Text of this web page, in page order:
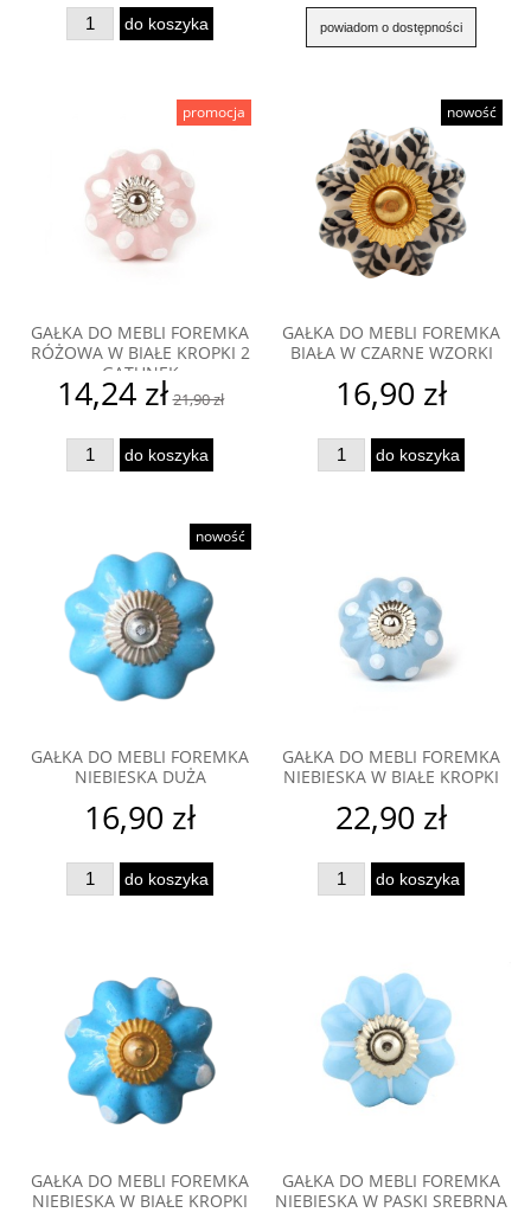
do koszyka powiadom o dostępności
GAŁKA DO MEBLI FOREMKA
RÓŻOWA W BIAŁE KROPKI 2
GATUNEK
14,24 zł 21,90 zł
do koszyka
promocja
GAŁKA DO MEBLI FOREMKA
BIAŁA W CZARNE WZORKI
16,90 zł
do koszyka
nowość
GAŁKA DO MEBLI FOREMKA
NIEBIESKA DUŻA
16,90 zł
do koszyka
nowość
GAŁKA DO MEBLI FOREMKA
NIEBIESKA W BIAŁE KROPKI
22,90 zł
do koszyka
GAŁKA DO MEBLI FOREMKA
NIEBIESKA W BIAŁE KROPKI
GAŁKA DO MEBLI FOREMKA
NIEBIESKA W PASKI SREBRNA